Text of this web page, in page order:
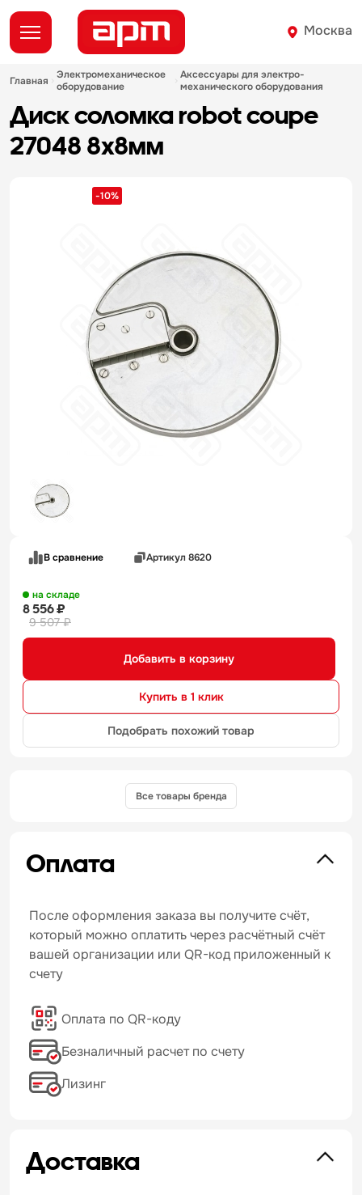
Москва
главная
электромеханическое
оборудование
аксессуары для электро-
механического оборудования
диск соломка robot coupe
27048 8х8мм
-10%
В сравнение Артикул 8620
на складе
8 556 ₽
9 507 ₽
Добавить в корзину
Купить в 1 клик
Подобрать похожий товар
Все товары бренда
Оплата
После оформления заказа вы получите счёт,
который можно оплатить через расчётный счёт
вашей организации или QR-код приложенный к
счету
Оплата по QR-коду
Безналичный расчет по счету
Лизинг
Доставка